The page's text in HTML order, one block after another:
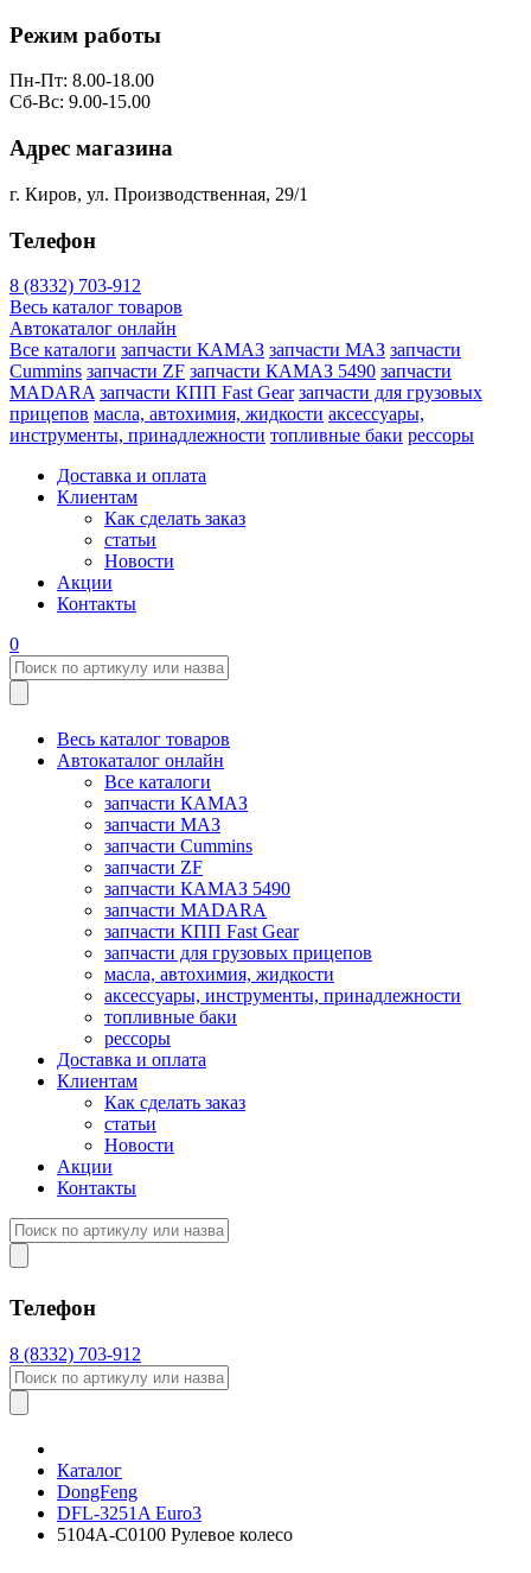
Режим работы
Пн-Пт: 8.00-18.00
Сб-Вс: 9.00-15.00
Адрес магазина
г. Киров, ул. Производственная, 29/1
Телефон
8 (8332) 703-912
Весь каталог товаров
Автокаталог онлайн
Все каталоги запчасти КАМАЗ запчасти МАЗ запчасти
Cummins запчасти ZF запчасти КАМАЗ 5490 запчасти
MADARA запчасти КПП Fast Gear запчасти для грузовых
прицепов масла, автохимия, жидкости аксессуары,
инструменты, принадлежности топливные баки рессоры
Доставка и оплата
Клиентам
Как сделать заказ
статьи
Новости
Акции
Контакты
0
Весь каталог товаров
Автокаталог онлайн
Все каталоги
запчасти КАМАЗ
запчасти МАЗ
запчасти Cummins
запчасти ZF
запчасти КАМАЗ 5490
запчасти MADARA
запчасти КПП Fast Gear
запчасти для грузовых прицепов
масла, автохимия, жидкости
аксессуары, инструменты, принадлежности
топливные баки
рессоры
Доставка и оплата
Клиентам
Как сделать заказ
статьи
Новости
Акции
Контакты
Телефон
8 (8332) 703-912
Каталог
DongFeng
DFL-3251A Euro3
5104A-C0100 Рулевое колесо
1